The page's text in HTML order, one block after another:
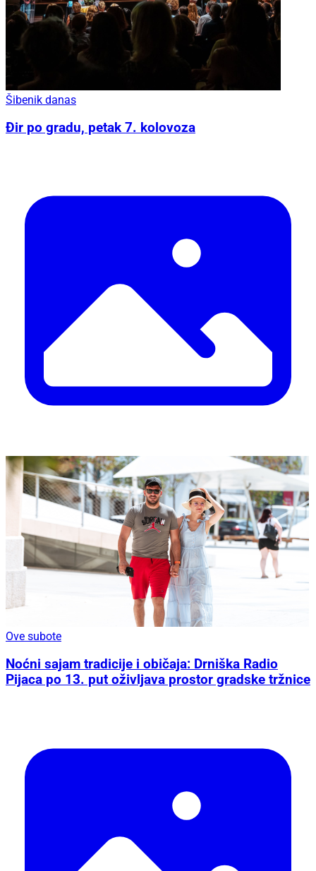
Šibenik danas
Đir po gradu, petak 7. kolovoza
Ove subote
Noćni sajam tradicije i običaja: Drniška Radio
Pijaca po 13. put oživljava prostor gradske tržnice